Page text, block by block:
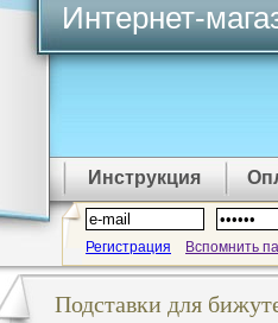
Интернет-
Инструкция
Регистрация Вспомнить
Подставки для